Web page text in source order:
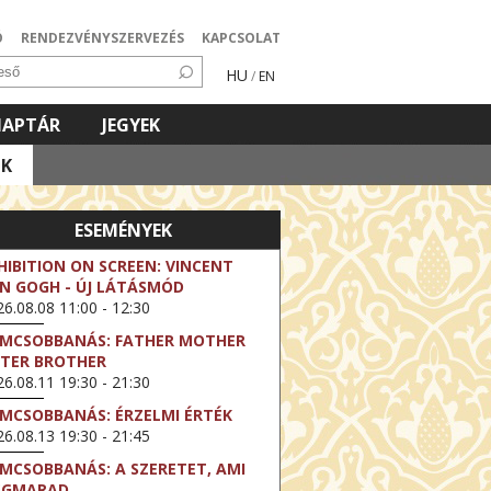
RENDEZVÉNYSZERVEZÉS KAPCSOLAT
HU / EN
JEGYEK
ESEMÉNYEK
ON SCREEN: VINCENT
GOGH - ÚJ LÁTÁSMÓD
11:00 - 12:30
FATHER MOTHER
BROTHER
19:30 - 21:30
ÉRZELMI ÉRTÉK
19:30 - 21:45
A SZERETET, AMI